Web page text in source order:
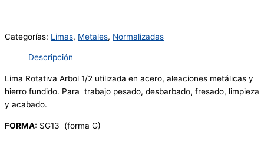
Categorías: Limas, Metales, Normalizadas
Descripción
Lima Rotativa Arbol 1/2 utilizada en acero, aleaciones metálicas y
hierro fundido. Para trabajo pesado, desbarbado, fresado, limpieza
y acabado.
FORMA: SG13 (forma G)